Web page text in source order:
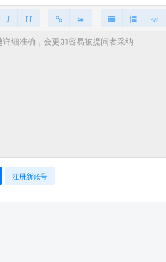
注册新账号